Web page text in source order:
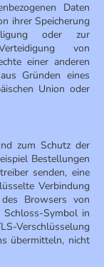
Daten
ihrer Speicherung
oder zur
von
einer anderen
Gründen eines
Union oder
zum Schutz der
Bestellungen
senden, eine
Verbindung
Browsers von
Symbol in
Verschlüsselung
übermitteln, nicht